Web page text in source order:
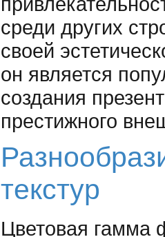
среди других
своей
он является
создания
престижного
текстур
Цветовая гамма